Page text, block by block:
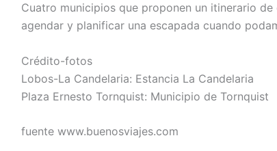
Cuatro municipios que proponen un itinerario
agendar y planificar una escapada cuando
Crédito-fotos
Lobos-La Candelaria: Estancia La Candelaria
Plaza Ernesto Tornquist: Municipio de Tornquist
fuente www.buenosviajes.com